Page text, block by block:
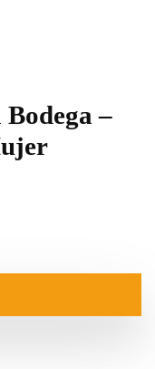
–